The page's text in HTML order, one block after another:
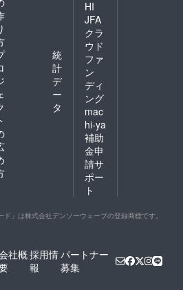
統
計
デ
ー
タ
HI
JFA
クラ
ウド
ファ
ン
ディ
ング
mac
hi-ya
補助
金申
請サ
ポー
ト
ド」は株式会社デンソーウェーブの登録商標です。
社概採用情
報
パートナー
募集